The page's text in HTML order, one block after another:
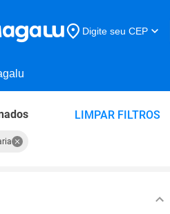
Digite seu CEP
LIMPAR FILTROS